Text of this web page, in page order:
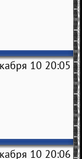
10 20:05
10 20:06